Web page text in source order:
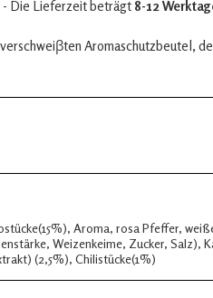
Die Lieferzeit beträgt 8-12
Aromaschutzbeutel,
Aroma, rosa Pfeffer,
Weizenkeime, Zucker, Salz),
(2,5%), Chilistücke(1%)